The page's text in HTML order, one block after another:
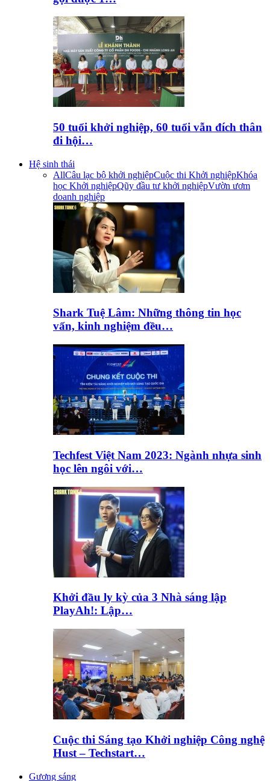
50 tuổi khởi nghiệp, 60 tuổi vẫn đích thân
đi hội…
Hệ sinh thái
AllCâu lạc bộ khởi nghiệpCuộc thi Khởi nghiệpKhóa
học Khởi nghiệpQũy đầu tư khởi nghiệpVườn ươm
doanh nghiệp
Shark Tuệ Lâm: Những thông tin học
vấn, kinh nghiệm đều…
Techfest Việt Nam 2023: Ngành nhựa sinh
học lên ngôi với…
Khởi đầu ly kỳ của 3 Nhà sáng lập
PlayAh!: Lập…
Cuộc thi Sáng tạo Khởi nghiệp Công nghệ
Hust – Techstart…
Gương sáng